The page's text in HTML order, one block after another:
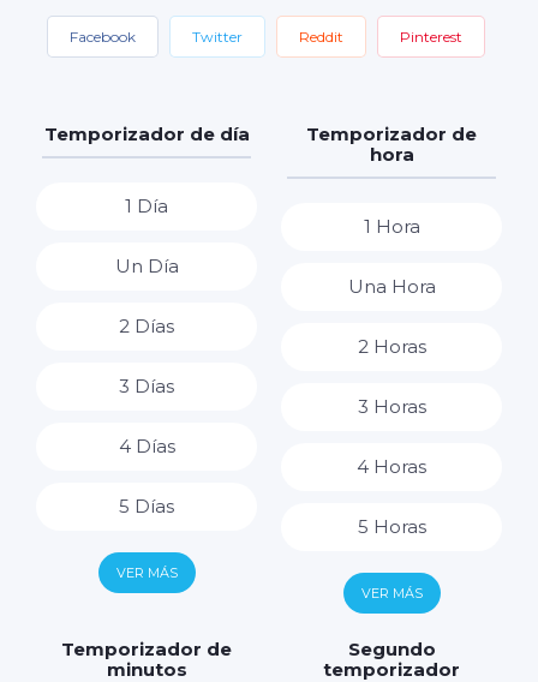
Facebook Twitter Reddit Pinterest
Temporizador de día
1 Día
Un Día
2 Días
3 Días
4 Días
5 Días
6 Días
VER MÁS
Temporizador de
hora
1 Hora
Una Hora
2 Horas
3 Horas
4 Horas
5 Horas
6 Horas
7 Horas
VER MÁS
Temporizador de
minutos
Segundo
temporizador